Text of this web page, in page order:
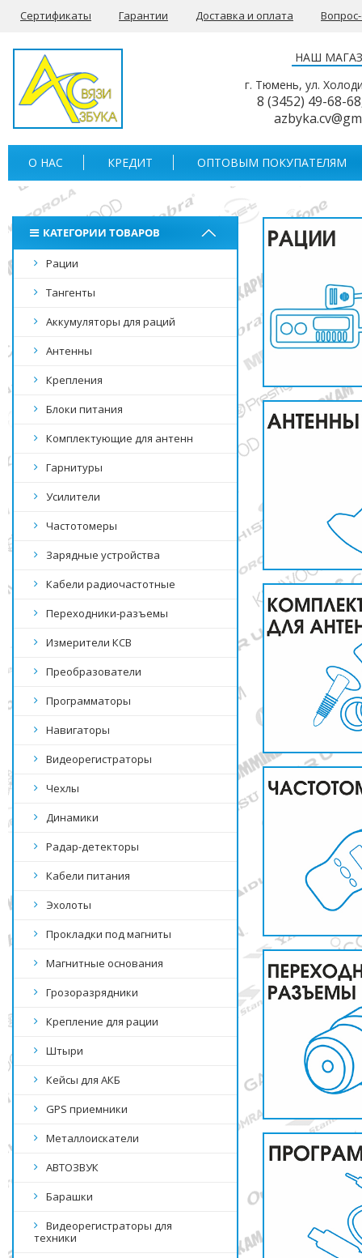
Сертификаты Гарантии Доставка и оплата
НАШ
г. Тюмень, ул.
8 (3452) 49-68-68
О НАС КРЕДИТ ОПТОВЫМ ПОКУПАТЕЛЯМ
КАТЕГОРИИ ТОВАРОВ
Рации
Тангенты
Аккумуляторы для раций
Антенны
Крепления
Блоки питания
Комплектующие для антенн
Гарнитуры
Усилители
Частотомеры
Зарядные устройства
Кабели радиочастотные
Переходники-разъемы
Измерители КСВ
Преобразователи
Программаторы
Навигаторы
Видеорегистраторы
Чехлы
Динамики
Радар-детекторы
Кабели питания
Эхолоты
Прокладки под магниты
Магнитные основания
Грозоразрядники
Крепление для рации
Штыри
Кейсы для АКБ
GPS приемники
Металлоискатели
АВТОЗВУК
Барашки
Видеорегистраторы для
техники